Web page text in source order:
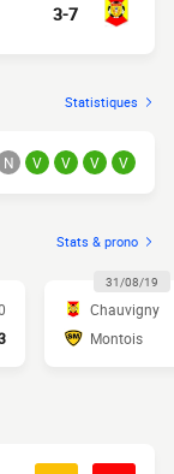
3-7
Statistiques
N V V V V
Stats & prono
31/08/19
Chauvigny
Montois